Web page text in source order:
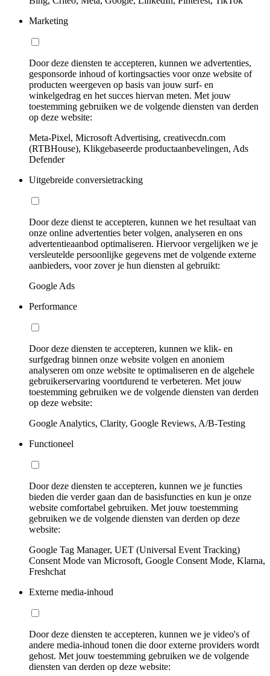
Marketing
Door deze diensten te accepteren, kunnen we advertenties,
gesponsorde inhoud of kortingsacties voor onze website of
producten weergeven op basis van jouw surf- en
winkelgedrag en het succes hiervan meten. Met jouw
toestemming gebruiken we de volgende diensten van derden
op deze website:
Meta-Pixel, Microsoft Advertising, creativecdn.com
(RTBHouse), Klikgebaseerde productaanbevelingen, Ads
Defender
Uitgebreide conversietracking
Door deze dienst te accepteren, kunnen we het resultaat van
onze online advertenties beter volgen, analyseren en ons
advertentieaanbod optimaliseren. Hiervoor vergelijken we je
versleutelde persoonlijke gegevens met de volgende externe
aanbieders, voor zover je hun diensten al gebruikt:
Google Ads
Performance
Door deze diensten te accepteren, kunnen we klik- en
surfgedrag binnen onze website volgen en anoniem
analyseren om onze website te optimaliseren en de algehele
gebruikerservaring voortdurend te verbeteren. Met jouw
toestemming gebruiken we de volgende diensten van derden
op deze website:
Google Analytics, Clarity, Google Reviews, A/B-Testing
Functioneel
Door deze diensten te accepteren, kunnen we je functies
bieden die verder gaan dan de basisfuncties en kun je onze
website comfortabel gebruiken. Met jouw toestemming
gebruiken we de volgende diensten van derden op deze
website:
Google Tag Manager, UET (Universal Event Tracking)
Consent Mode van Microsoft, Google Consent Mode, Klarna,
Freshchat
Externe media-inhoud
Door deze diensten te accepteren, kunnen we je video's of
andere media-inhoud tonen die door externe providers wordt
gehost. Met jouw toestemming gebruiken we de volgende
diensten van derden op deze website: